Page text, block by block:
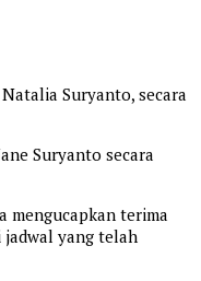
Suryanto, secara
Suryanto secara
mengucapkan terima
jadwal yang telah